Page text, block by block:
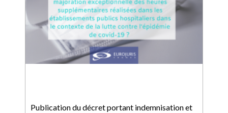
Publication du décret portant indemnisation et